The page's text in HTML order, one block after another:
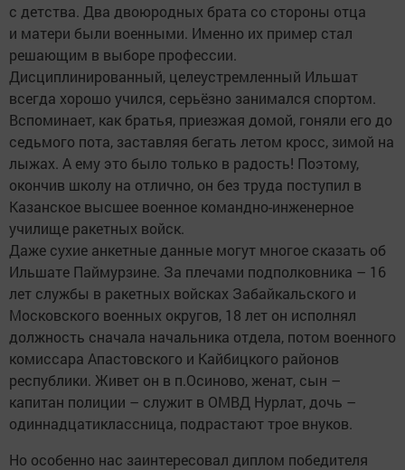
с детства. Два двоюродных брата со стороны отца
и матери были военными. Именно их пример стал
решающим в выборе профессии.
Дисциплинированный, целеустремленный Ильшат
всегда хорошо учился, серьёзно занимался спортом.
Вспоминает, как братья, приезжая домой, гоняли его до
седьмого пота, заставляя бегать летом кросс, зимой на
лыжах. А ему это было только в радость! Поэтому,
окончив школу на отлично, он без труда поступил в
Казанское высшее военное командно-инженерное
училище ракетных войск.
Даже сухие анкетные данные могут многое сказать об
Ильшате Паймурзине. За плечами подполковника – 16
лет службы в ракетных войсках Забайкальского и
Московского военных округов, 18 лет он исполнял
должность сначала начальника отдела, потом военного
комиссара Апастовского и Кайбицкого районов
республики. Живет он в п.Осиново, женат, сын –
капитан полиции – служит в ОМВД Нурлат, дочь –
одиннадцатиклассница, подрастают трое внуков.
Но особенно нас заинтересовал диплом победителя